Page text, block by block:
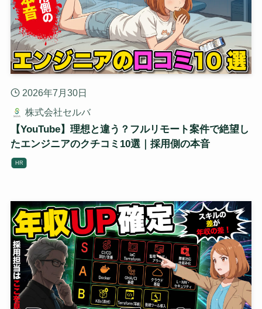
2026年7月30日
株式会社セルバ
【YouTube】理想と違う？フルリモート案件で絶望し
たエンジニアのクチコミ10選｜採用側の本音
HR